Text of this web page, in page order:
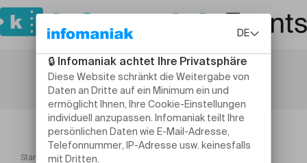
Startseite Atelier pédagogique Les quatre saisons